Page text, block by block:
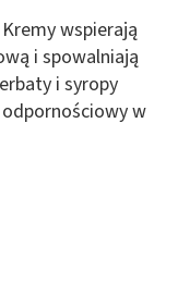
wspierają
i spowalniają
i syropy
w